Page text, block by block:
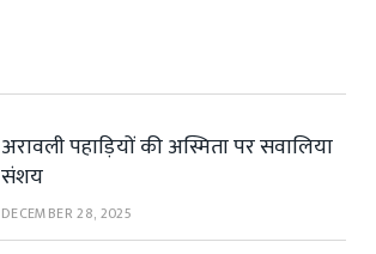
अरावली पहाड़ियों की अस्मिता पर सवालिया
संशय
DECEMBER 28, 2025